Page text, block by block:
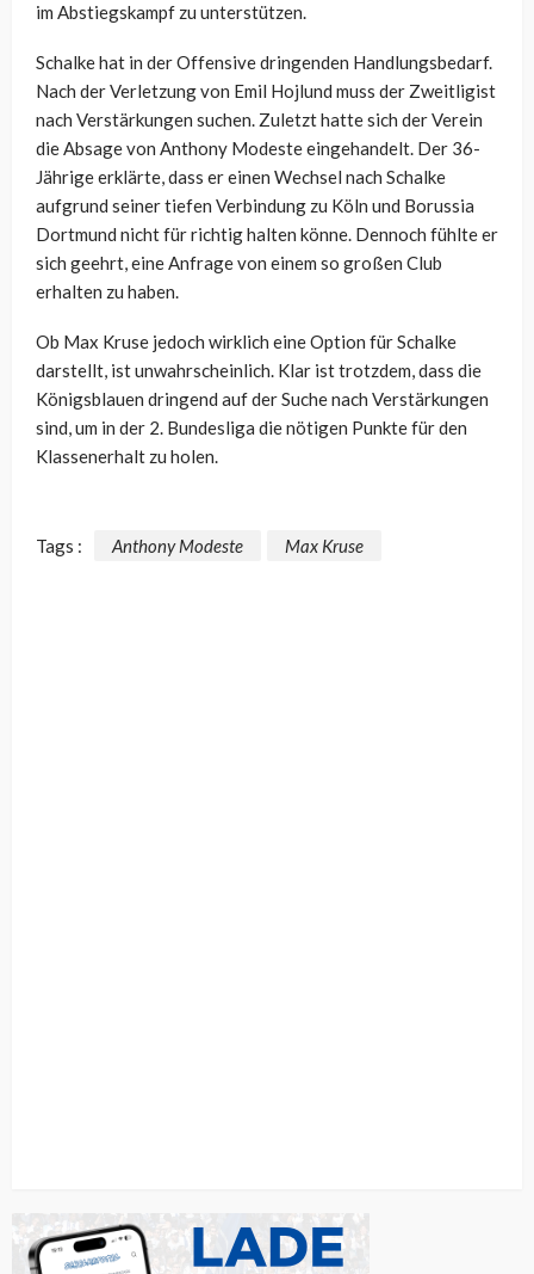
im Abstiegskampf zu unterstützen.
Schalke hat in der Offensive dringenden Handlungsbedarf.
Nach der Verletzung von Emil Hojlund muss der Zweitligist
nach Verstärkungen suchen. Zuletzt hatte sich der Verein
die Absage von Anthony Modeste eingehandelt. Der 36-
Jährige erklärte, dass er einen Wechsel nach Schalke
aufgrund seiner tiefen Verbindung zu Köln und Borussia
Dortmund nicht für richtig halten könne. Dennoch fühlte er
sich geehrt, eine Anfrage von einem so großen Club
erhalten zu haben.
Ob Max Kruse jedoch wirklich eine Option für Schalke
darstellt, ist unwahrscheinlich. Klar ist trotzdem, dass die
Königsblauen dringend auf der Suche nach Verstärkungen
sind, um in der 2. Bundesliga die nötigen Punkte für den
Klassenerhalt zu holen.
Tags : Anthony Modeste Max Kruse